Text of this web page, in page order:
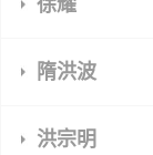
徐耀
隋洪波
洪宗明